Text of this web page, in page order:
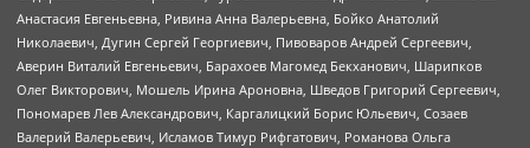
Анастасия Евгеньевна, Ривина Анна Валерьевна, Бойко Анатолий
Николаевич, Дугин Сергей Георгиевич, Пивоваров Андрей Сергеевич,
Аверин Виталий Евгеньевич, Барахоев Магомед Бекханович, Шарипков
Олег Викторович, Мошель Ирина Ароновна, Шведов Григорий Сергеевич,
Пономарев Лев Александрович, Каргалицкий Борис Юльевич, Созаев
Валерий Валерьевич, Исламов Тимур Рифгатович, Романова Ольга